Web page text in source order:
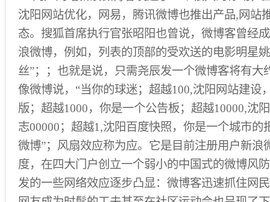
沈阳网站优化，网易，腾讯微博也推出产品,网站
态。搜狐首席执行官张昭阳也曾说，微博客曾经
浪微博，例如，列表的顶部的受欢送的电影明星
丝”；；也就是说，只需尧辰发一个微博客将有大
像微博说，“当你的球迷；超越100,沈阳网站建设
版；超越1000，你是一个公告板；超越10000,沈
志00000；超越1,沈阳百度快照，你是一个城市的
微博”；风扇效应称为应。它是目前注册用户新浪
度，在四大门户创立一个弱小的中国式的微博风
发的一些网络效应逐步凸显：微博客迅速抓住网